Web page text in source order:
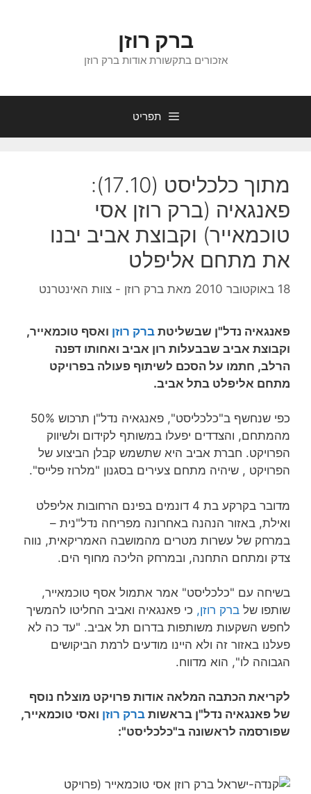
ברק רוזן
אזכורים בתקשורת אודות ברק רוזן
תפריט
מתוך כלכליסט (17.10):
פאנגאיה (ברק רוזן אסי
טוכמאייר) וקבוצת אביב יבנו
את מתחם אליפלט
18 באוקטובר 2010 מאת ברק רוזן - צוות האינטרנט
פאנגאיה נדל"ן שבשליטת ברק רוזן ואסף טוכמאייר,
וקבוצת אביב שבבעלות רון אביב ואחותו דפנה
הרלב, חתמו על הסכם לשיתוף פעולה בפרויקט
מתחם אליפלט בתל אביב.
כפי שנחשף ב"כלכליסט", פאנגאיה נדל"ן תרכוש 50%
מהמתחם, והצדדים יפעלו במשותף לקידום ולשיווק
הפרויקט. חברת אביב היא שתשמש קבלן הביצוע של
הפרויקט , שיהיה מתחם צעירים בסגנון "מלרוז פלייס".
מדובר בקרקע בת 4 דונמים בפינם הרחובות אליפלט
ואילת, באזור הנהנה באחרונה מפריחה נדל"נית –
במרחק של עשרות מטרים מהמושבה האמריקאית, נווה
צדק ומתחם התחנה, ובמרחק הליכה מחוף הים.
בשיחה עם "כלכליסט" אמר אתמול אסף טוכמאייר,
שותפו של ברק רוזן, כי פאנגאיה ואביב החליטו להמשיך
לחפש השקעות משותפות בדרום תל אביב. "עד כה לא
פעלנו באזור זה ולא היינו מודעים לרמת הביקושים
הגבוהה לו", הוא מדווח.
לקריאת הכתבה המלאה אודות פרויקט מוצלח נוסף
של פאנגאיה נדל"ן בראשות ברק רוזן ואסי טוכמאייר,
שפורסמה לראשונה ב"כלכליסט":